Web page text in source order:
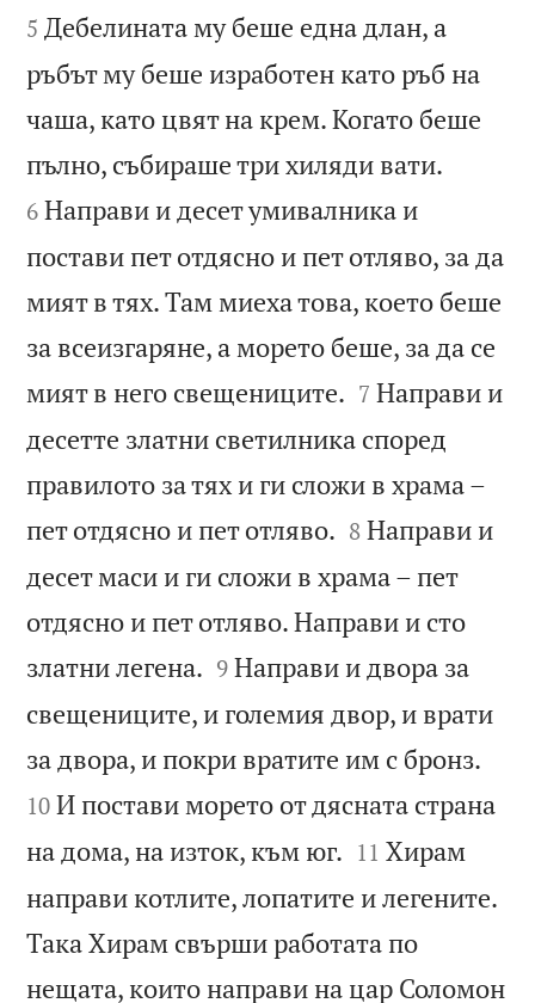
5 Дебелината му беше една длан, а
ръбът му беше изработен като ръб на
чаша, като цвят на крем. Когато беше
пълно, събираше три хиляди вати.
6 Направи и десет умивалника и
постави пет отдясно и пет отляво, за да
мият в тях. Там миеха това, което беше
за всеизгаряне, а морето беше, за да се
мият в него свещениците. 

7 Направи и
десетте златни светилника според
правилото за тях и ги сложи в храма –
пет отдясно и пет отляво. 

8 Направи и
десет маси и ги сложи в храма – пет
отдясно и пет отляво. Направи и сто
златни легена. 

9 Направи и двора за
свещениците, и големия двор, и врати
за двора, и покри вратите им с бронз.
10 И постави морето от дясната страна
на дома, на изток, към юг. 

11 Хирам
направи котлите, лопатите и легените.
Така Хирам свърши работата по
нещата, които направи на цар Соломон